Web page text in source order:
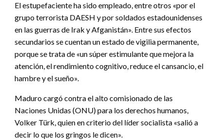
El estupefaciente ha sido empleado, entre otros «por el
grupo terrorista DAESH y por soldados estadounidenses
en las guerras de Irak y Afganistán». Entre sus efectos
secundarios se cuentan un estado de vigilia permanente,
porque se trata de «un súper estimulante que mejora la
atención, el rendimiento cognitivo, reduce el cansancio, el
hambre y el sueño».
Maduro cargó contra el alto comisionado de las
Naciones Unidas (ONU) para los derechos humanos,
Volker Türk, quien en criterio del líder socialista «salió a
decir lo que los gringos le dicen».